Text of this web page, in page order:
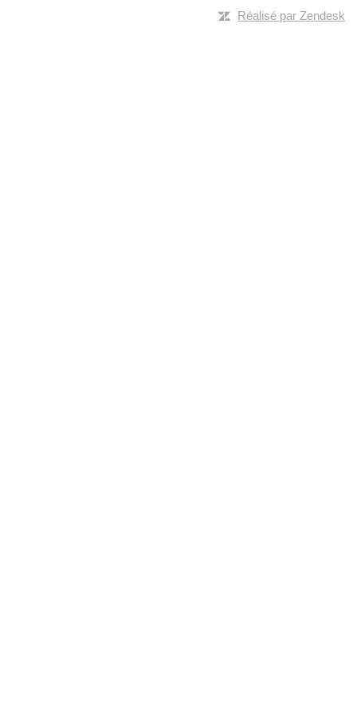
Réalisé par Zendesk